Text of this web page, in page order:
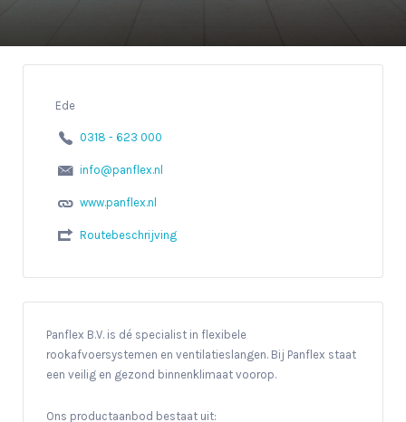
Ede
0318 - 623 000
info@panflex.nl
www.panflex.nl
Routebeschrijving
Panflex B.V. is dé specialist in flexibele
rookafvoersystemen en ventilatieslangen. Bij Panflex staat
een veilig en gezond binnenklimaat voorop.
Ons productaanbod bestaat uit: